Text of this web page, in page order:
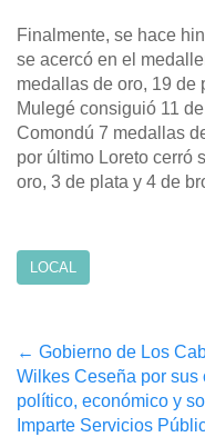
Finalmente, se hace
se acercó en el
medallas de oro, 19 de
Mulegé consiguió 11
Comondú 7 medallas
por último Loreto cerró
oro, 3 de plata y 4 de
LOCAL
Post
navigation
← Gobierno de Los
Wilkes Ceseña por
político, económico y
Imparte Servicios